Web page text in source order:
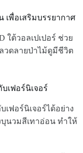
เพื่อเสริมบรรยากาศ
ใต้วอลเปเปอร์ ช่วย
วดลายป่าไม้ดูมีชีวิต
เฟอร์นิเจอร์
เฟอร์นิเจอร์ได้อย่าง
นวมสีเทาอ่อน ทำให้